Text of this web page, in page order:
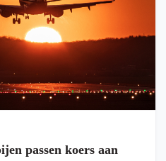
passen koers aan